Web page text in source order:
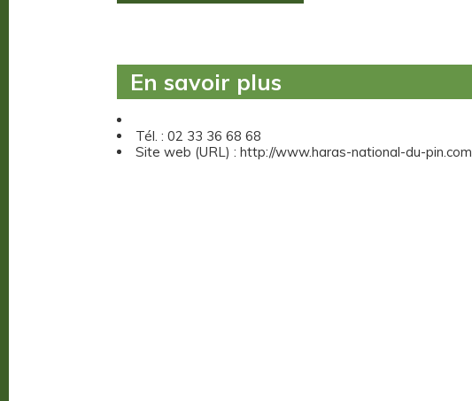
En savoir plus
Tél. : 02 33 36 68 68
Site web (URL) : http://www.haras-national-du-pin.com